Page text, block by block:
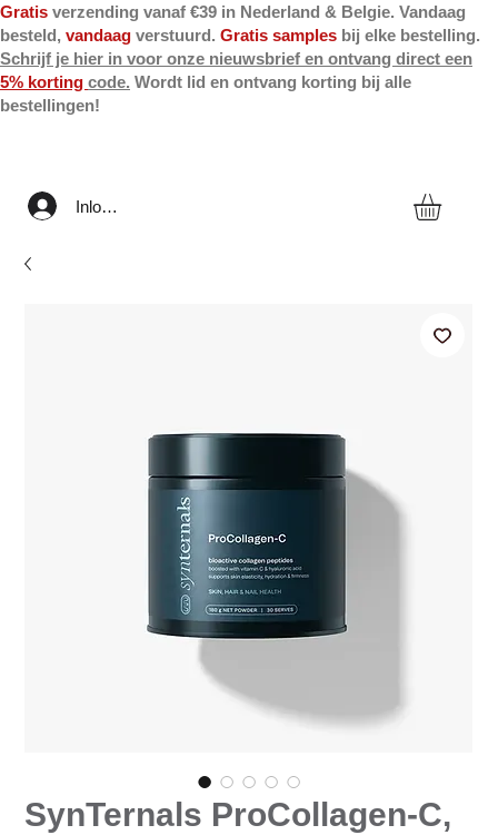
Gratis verzending vanaf €39 in Nederland & Belgie. Vandaag
besteld, vandaag verstuurd. Gratis samples bij elke bestelling.
Schrijf je hier in voor onze nieuwsbrief en ontvang direct een
5% korting code. Wordt lid en ontvang korting bij alle
bestellingen!
Inloggen
SynTernals ProCollagen-C,